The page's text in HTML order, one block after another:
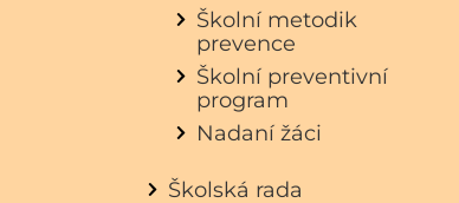
Školní metodik
prevence
Školní preventivní
program
Nadaní žáci
Školská rada